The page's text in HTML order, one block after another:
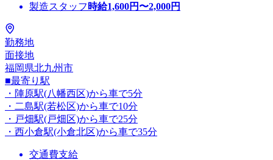
製造スタッフ 時給1,600円〜2,000円
勤務地
面接地
福岡県北九州市
■最寄り駅
・陣原駅(八幡西区)から車で5分
・二島駅(若松区)から車で10分
・戸畑駅(戸畑区)から車で25分
・西小倉駅(小倉北区)から車で35分
交通費支給